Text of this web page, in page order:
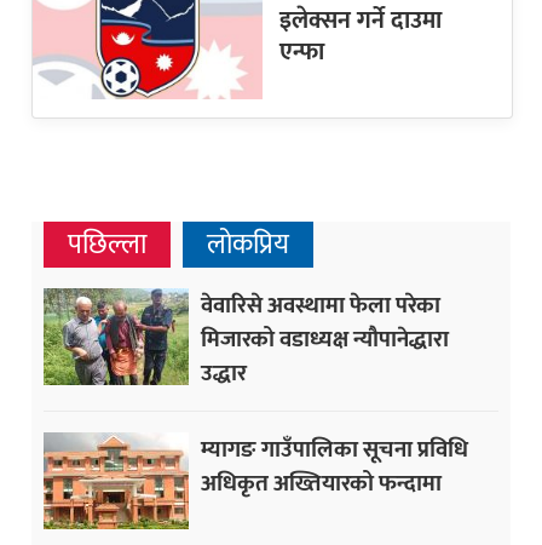
इलेक्सन गर्ने दाउमा
एन्फा
पछिल्ला लोकप्रिय
वेवारिसे अवस्थामा फेला परेका
मिजारको वडाध्यक्ष न्यौपानेद्धारा
उद्धार
म्यागङ गाउँपालिका सूचना प्रविधि
अधिकृत अख्तियारको फन्दामा